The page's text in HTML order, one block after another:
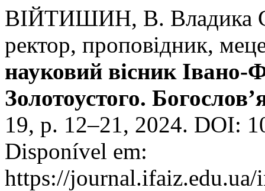
ВІЙТИШИН, В. Владика
ректор, проповідник,
науковий вісник Івано-
Золотоустого.
19, p. 12–21, 2024. DOI:
Disponível em:
https://